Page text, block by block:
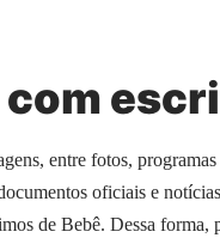
entre fotos,
oficiais e
de Bebê. Dessa